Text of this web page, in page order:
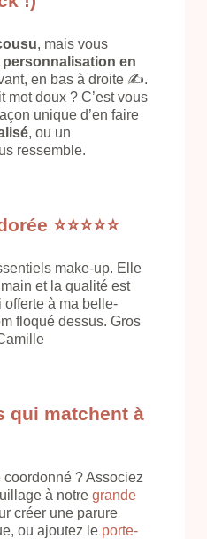
, mais vous
personnalisation en
en bas à droite ✍️.
mot doux ? C’est vous
unique d’en faire
, ou un
ressemble.
⭐️⭐️⭐️⭐️⭐️
make-up. Elle
et la qualité est
offerte à ma belle-
floqué dessus. Gros
qui matchent à
coordonné ? Associez
à notre grande
créer une parure
ou ajoutez le porte-